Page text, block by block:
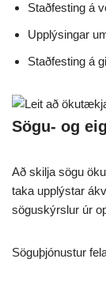
Staðfesting á
Upplýsingar
Staðfesting á
Sögu- og
Að skilja sögu
taka upplýstar
söguskýrslur úr
Söguþjónustur